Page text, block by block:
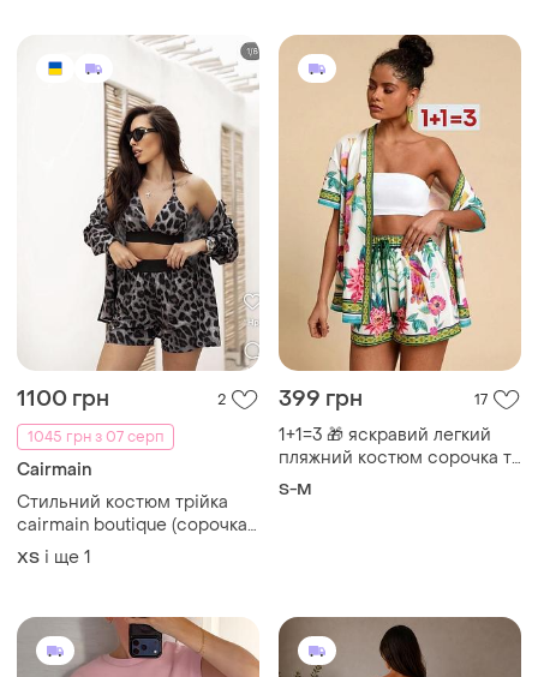
1100 грн
2
1045 грн з 07 серп
Cairmain
Стильний костюм трійка
cairmain boutique (сорочка,
топ, шорти) сірий леопард,
розмір ⁠xs s
ХS і ще 1
399 грн 17
1+1=3 🎁 яскравий легкий
пляжний костюм сорочка та
шорти
S-M